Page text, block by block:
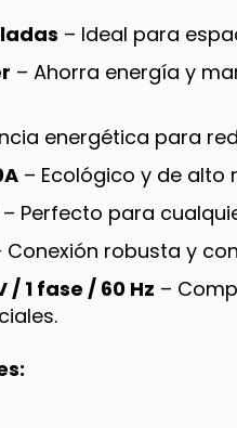
– Ideal para
– Ahorra energía y
energética para
– Ecológico y de alto
– Perfecto para
Conexión robusta y
1 fase / 60 Hz –